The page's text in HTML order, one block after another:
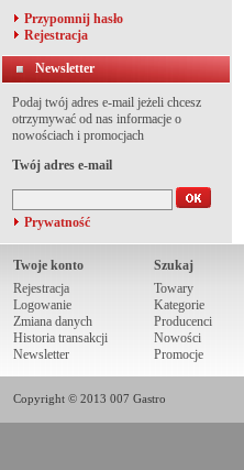
Przypomnij hasło
Rejestracja
Newsletter
Podaj twój adres e-mail jeżeli chcesz
otrzymywać od nas informacje o
nowościach i promocjach
Twój adres e-mail
Prywatność
Twoje konto
Rejestracja
Logowanie
Zmiana danych
Historia transakcji
Newsletter
Szukaj
Towary
Kategorie
Producenci
Nowości
Promocje
Copyright © 2013 007 Gastro